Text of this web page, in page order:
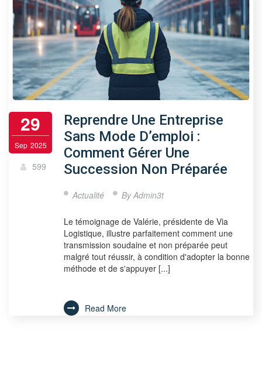
29
Sep 2025
599
Reprendre Une Entreprise
Sans Mode D’emploi :
Comment Gérer Une
Succession Non Préparée
Actualité ByAdmin3t
Le témoignage de Valérie, présidente de Via
Logistique, illustre parfaitement comment une
transmission soudaine et non préparée peut
malgré tout réussir, à condition d'adopter la bonne
méthode et de s'appuyer [...]
Read More